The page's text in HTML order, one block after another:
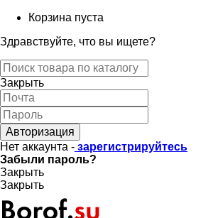
Корзина пуста
Здравствуйте, что вы ищете?
Закрыть
Авторизация
Нет аккаунта - зарегистрируйтесь
Забыли пароль?
Закрыть
Закрыть